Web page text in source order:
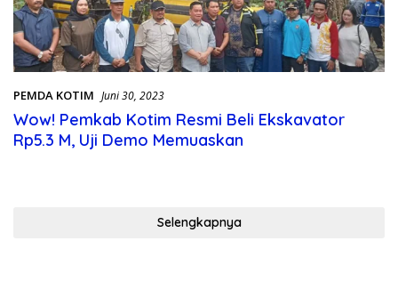
PEMDA KOTIM Juni 30, 2023
Wow! Pemkab Kotim Resmi Beli Ekskavator
Rp5.3 M, Uji Demo Memuaskan
Selengkapnya